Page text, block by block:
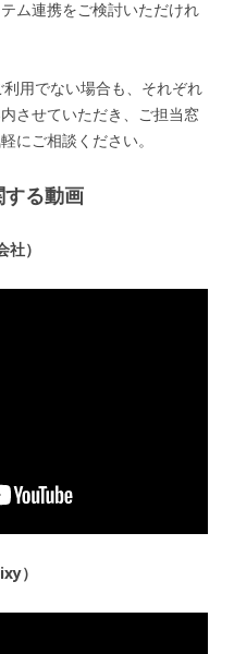
ム連携をご検討いただけれ
用でない場合も、それぞれ
させていただき、ご担当窓
にご相談ください。
る動画
）
）